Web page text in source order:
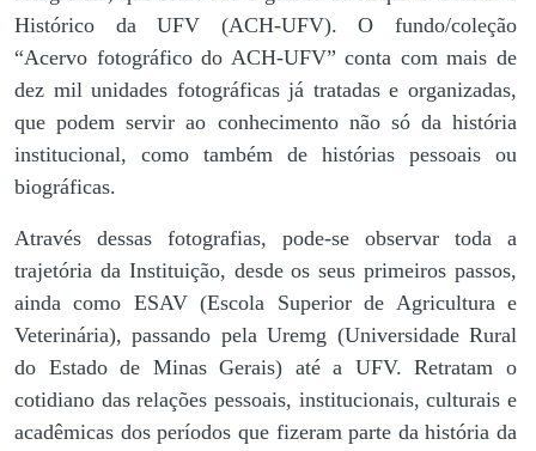
Histórico da UFV (ACH-UFV). O fundo/coleção
“Acervo fotográfico do ACH-UFV” conta com mais de
dez mil unidades fotográficas já tratadas e organizadas,
que podem servir ao conhecimento não só da história
institucional, como também de histórias pessoais ou
biográficas.
Através dessas fotografias, pode-se observar toda a
trajetória da Instituição, desde os seus primeiros passos,
ainda como ESAV (Escola Superior de Agricultura e
Veterinária), passando pela Uremg (Universidade Rural
do Estado de Minas Gerais) até a UFV. Retratam o
cotidiano das relações pessoais, institucionais, culturais e
acadêmicas dos períodos que fizeram parte da história da